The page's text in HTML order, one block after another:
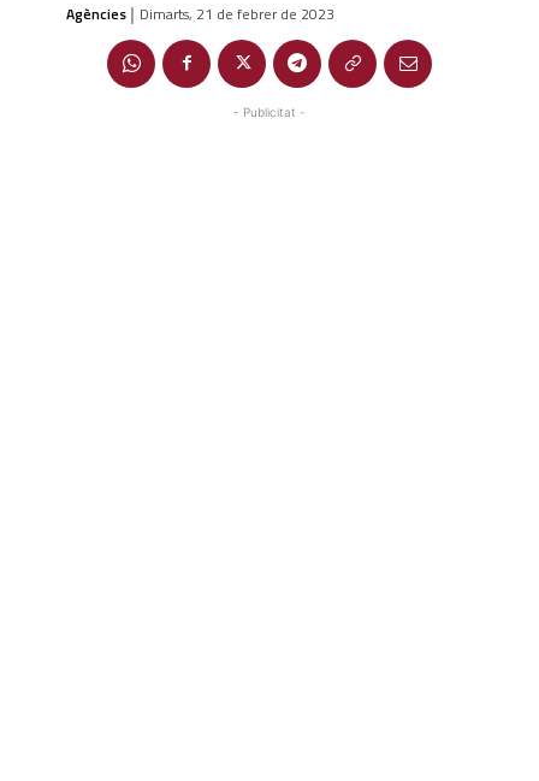
Agències | Dimarts, 21 de febrer de 2023
- Publicitat -